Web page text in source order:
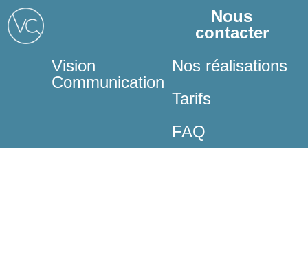
Vision
Communication
Nous
contacter
Nos réalisations
Tarifs
FAQ